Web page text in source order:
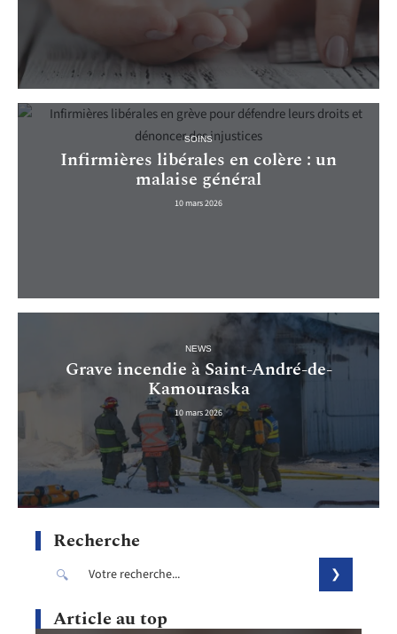
SOINS
Infirmières libérales en colère : un
malaise général
10 mars 2026
NEWS
Grave incendie à Saint-André-de-
Kamouraska
10 mars 2026
Recherche
Article au top